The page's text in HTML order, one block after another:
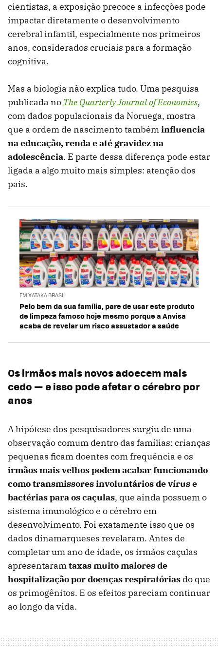
cientistas, a exposição precoce a infecções pode
impactar diretamente o desenvolvimento
cerebral infantil, especialmente nos primeiros
anos, considerados cruciais para a formação
cognitiva.
Mas a biologia não explica tudo. Uma pesquisa
publicada no The Quarterly Journal of Economics,
com dados populacionais da Noruega, mostra
que a ordem de nascimento tambéminfluencia
na educação, renda e até gravidez na
adolescência. E parte dessa diferença pode estar
ligada a algo muito mais simples: atenção dos
pais.
EM XATAKA BRASIL
Pelo bem da sua família, pare de usar este produto
de limpeza famoso hoje mesmo porque a Anvisa
acaba de revelar um risco assustador a saúde
Os irmãos mais novos adoecem mais
cedo — e isso pode afetar o cérebro por
anos
A hipótese dos pesquisadores surgiu de uma
observação comum dentro das famílias: crianças
pequenas ficam doentes com frequência e os
irmãos mais velhos podem acabar funcionando
como transmissores involuntários de vírus e
bactérias para os caçulas, que ainda possuem o
sistema imunológico e o cérebro em
desenvolvimento. Foi exatamente isso que os
dados dinamarqueses revelaram. Antes de
completar um ano de idade, os irmãos caçulas
apresentaramtaxas muito maiores de
hospitalização por doenças respiratórias do que
os primogênitos. E os efeitos pareciam continuar
ao longo da vida.